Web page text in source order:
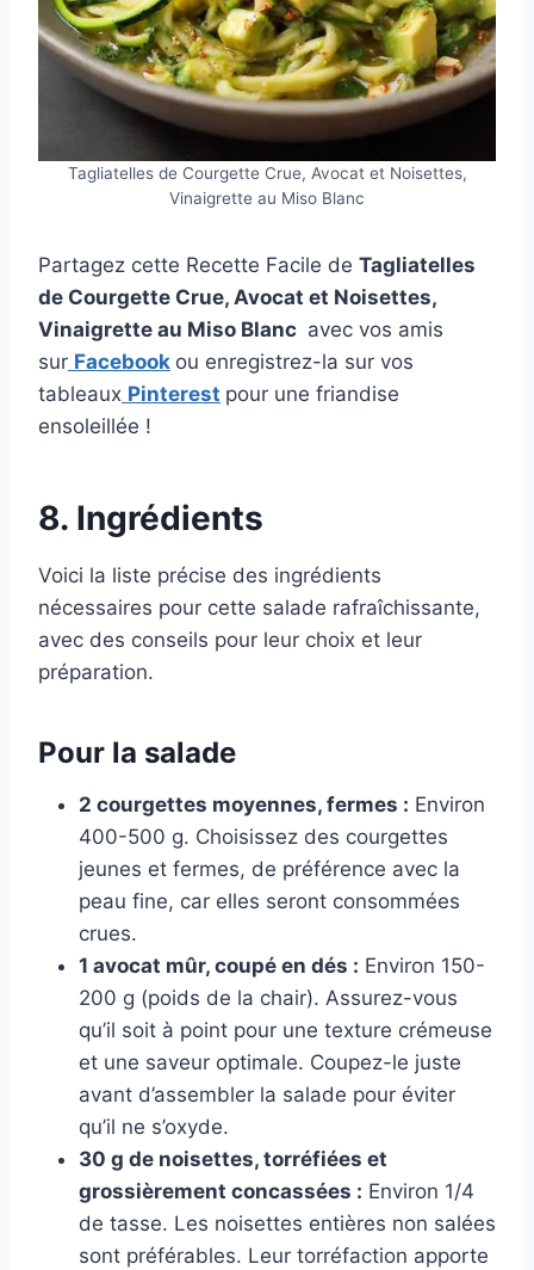
Tagliatelles de Courgette Crue, Avocat et Noisettes,
Vinaigrette au Miso Blanc
Partagez cette Recette Facile de Tagliatelles
de Courgette Crue, Avocat et Noisettes,
Vinaigrette au Miso Blanc avec vos amis
sur Facebook ou enregistrez-la sur vos
tableaux Pinterest pour une friandise
ensoleillée !
8. Ingrédients
Voici la liste précise des ingrédients
nécessaires pour cette salade rafraîchissante,
avec des conseils pour leur choix et leur
préparation.
Pour la salade
2 courgettes moyennes, fermes : Environ
400-500 g. Choisissez des courgettes
jeunes et fermes, de préférence avec la
peau fine, car elles seront consommées
crues.
1 avocat mûr, coupé en dés : Environ 150-
200 g (poids de la chair). Assurez-vous
qu’il soit à point pour une texture crémeuse
et une saveur optimale. Coupez-le juste
avant d’assembler la salade pour éviter
qu’il ne s’oxyde.
30 g de noisettes, torréfiées et
grossièrement concassées : Environ 1/4
de tasse. Les noisettes entières non salées
sont préférables. Leur torréfaction apporte